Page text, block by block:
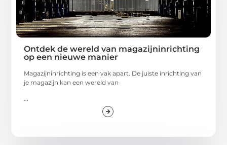
Ontdek de wereld van magazijninrichting
op een nieuwe manier
Magazijninrichting is een vak apart. De juiste inrichting van
je magazijn kan een wereld van
...